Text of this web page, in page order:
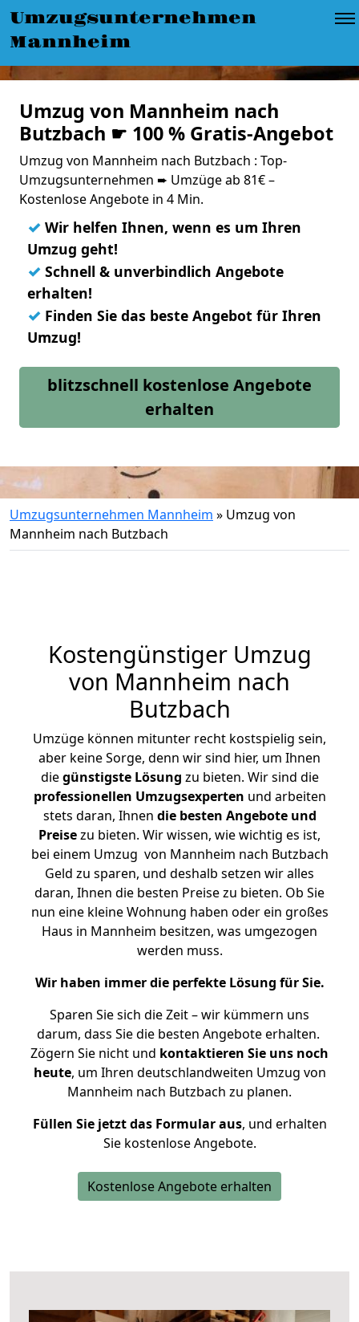
Umzugsunternehmen
Mannheim
Umzug von Mannheim nach
Butzbach ☛ 100 % Gratis-Angebot
Umzug von Mannheim nach Butzbach : Top-
Umzugsunternehmen ➨ Umzüge ab 81€ –
Kostenlose Angebote in 4 Min.
✓ Wir helfen Ihnen, wenn es um Ihren
Umzug geht!
✓ Schnell & unverbindlich Angebote
erhalten!
✓ Finden Sie das beste Angebot für Ihren
Umzug!
blitzschnell kostenlose Angebote
erhalten
Umzugsunternehmen Mannheim » Umzug von
Mannheim nach Butzbach
Kostengünstiger Umzug
von Mannheim nach
Butzbach
Umzüge können mitunter recht kostspielig sein,
aber keine Sorge, denn wir sind hier, um Ihnen
diegünstigste Lösung zu bieten. Wir sind die
professionellen Umzugsexperten und arbeiten
stets daran, Ihnen die besten Angebote und
Preisezu bieten. Wir wissen, wie wichtig es ist,
bei einem Umzug von Mannheim nach Butzbach
Geld zu sparen, und deshalb setzen wir alles
daran, Ihnen die besten Preise zu bieten. Ob Sie
nun eine kleine Wohnung haben oder ein großes
Haus in Mannheim besitzen, was umgezogen
werden muss.
Wir haben immer die perfekte Lösung für Sie.
Sparen Sie sich die Zeit – wir kümmern uns
darum, dass Sie die besten Angebote erhalten.
Zögern Sie nicht und kontaktieren Sie uns noch
heute, um Ihren deutschlandweiten Umzug von
Mannheim nach Butzbach zu planen.
Füllen Sie jetzt das Formular aus, und erhalten
Sie kostenlose Angebote.
Kostenlose Angebote erhalten